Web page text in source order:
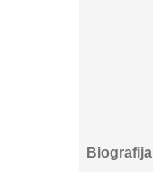
Biografija